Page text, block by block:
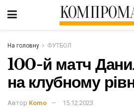
На головну ФУТБОЛ
100-й матч
на клубному
Автор Komo 15.12.2023